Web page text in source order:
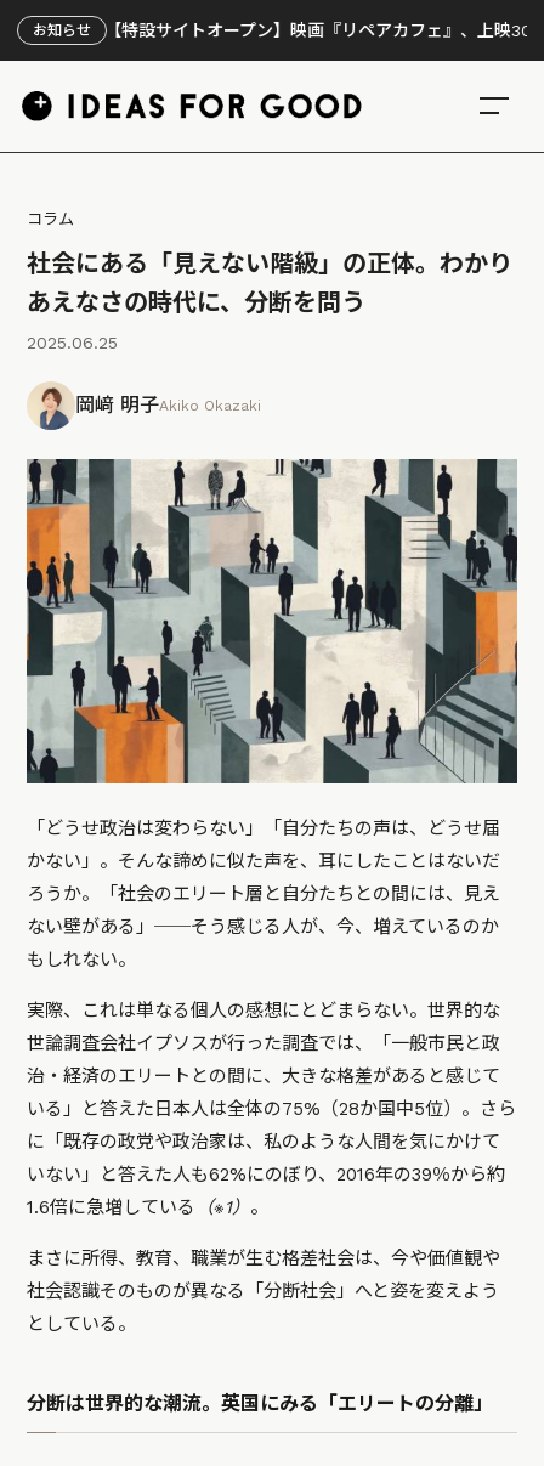
お知らせ
【特設サイトオープン】映画『リペアカフェ』、上映300回の先
コラム
社会にある「見えない階級」の正体。わかり
あえなさの時代に、分断を問う
2025.06.25
岡﨑 明子Akiko Okazaki
「どうせ政治は変わらない」「自分たちの声は、どうせ届
かない」。そんな諦めに似た声を、耳にしたことはないだ
ろうか。「社会のエリート層と自分たちとの間には、見え
ない壁がある」──そう感じる人が、今、増えているのか
もしれない。
実際、これは単なる個人の感想にとどまらない。世界的な
世論調査会社イプソスが行った調査では、「一般市民と政
治・経済のエリートとの間に、大きな格差があると感じて
いる」と答えた日本人は全体の75%（28か国中5位）。さら
に「既存の政党や政治家は、私のような人間を気にかけて
いない」と答えた人も62%にのぼり、2016年の39％から約
1.6倍に急増している
（※1） 。
まさに所得、教育、職業が生む格差社会は、今や価値観や
社会認識そのものが異なる「分断社会」へと姿を変えよう
としている。
分断は世界的な潮流。英国にみる「エリートの分離」